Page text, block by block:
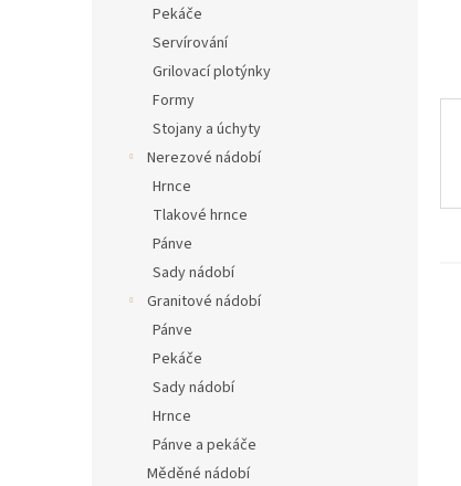
Pekáče
Servírování
Grilovací plotýnky
Formy
Stojany a úchyty
Nerezové nádobí
Hrnce
Tlakové hrnce
Pánve
Sady nádobí
Granitové nádobí
Pánve
Pekáče
Sady nádobí
Hrnce
Pánve a pekáče
Měděné nádobí